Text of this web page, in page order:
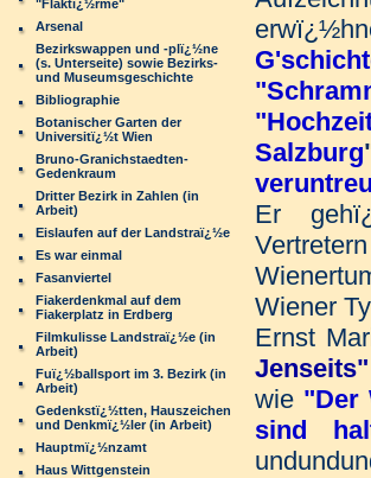
"Flaktï¿½rme"
Arsenal
Bezirkswappen und -plï¿½ne
(s. Unterseite) sowie Bezirks-
und Museumsgeschichte
Bibliographie
Botanischer Garten der
Universitï¿½t Wien
Bruno-Granichstaedten-
Gedenkraum
Dritter Bezirk in Zahlen (in
Arbeit)
Eislaufen auf der Landstraï¿½e
Es war einmal
Fasanviertel
Fiakerdenkmal auf dem
Fiakerplatz in Erdberg
Filmkulisse Landstraï¿½e (in
Arbeit)
Fuï¿½ballsport im 3. Bezirk (in
Arbeit)
Gedenkstï¿½tten, Hauszeichen
und Denkmï¿½ler (in Arbeit)
Hauptmï¿½nzamt
Haus Wittgenstein
Salzburg
Er
Wiener
Ernst
Jenseits"
wie "Der
sind